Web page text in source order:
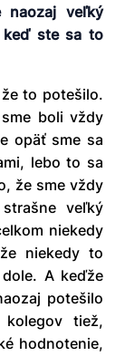
naozaj veľký
keď ste sa to
to potešilo.
boli vždy
opäť sme sa
lebo to sa
že sme vždy
veľký
niekedy
niekedy to
A keďže
potešilo
kolegov tiež,
hodnotenie,